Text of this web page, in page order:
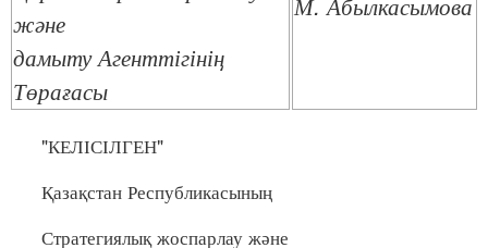
және
дамыту Агенттігінің
Төрағасы
"КЕЛІСІЛГЕН"
Қазақстан Республикасының
Стратегиялық жоспарлау және